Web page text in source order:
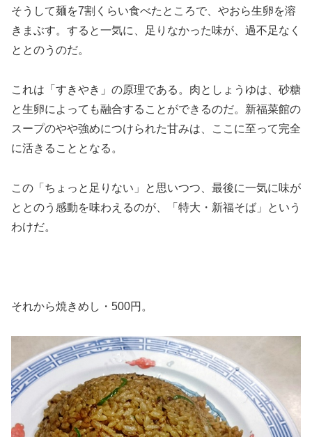
そうして麺を7割くらい食べたところで、やおら生卵を溶
きまぶす。すると一気に、足りなかった味が、過不足なく
ととのうのだ。
これは「すきやき」の原理である。肉としょうゆは、砂糖
と生卵によっても融合することができるのだ。新福菜館の
スープのやや強めにつけられた甘みは、ここに至って完全
に活きることとなる。
この「ちょっと足りない」と思いつつ、最後に一気に味が
ととのう感動を味わえるのが、「特大・新福そば」という
わけだ。
それから焼きめし・500円。